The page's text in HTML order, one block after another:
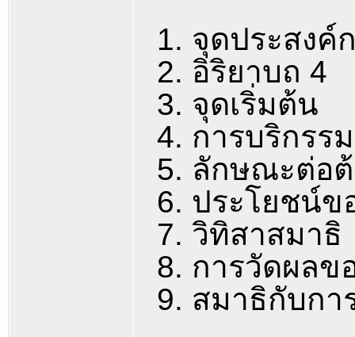
1. จุดประสงค์
2. อิริยาบถ 4
3. จุดเริ่มต้น
4. การบริกรรม
5. ลักษณะต่อ
6. ประโยชน์ข
7. วิทิสาสมาธิ
8. การวัดผลข
9. สมาธิกับกา